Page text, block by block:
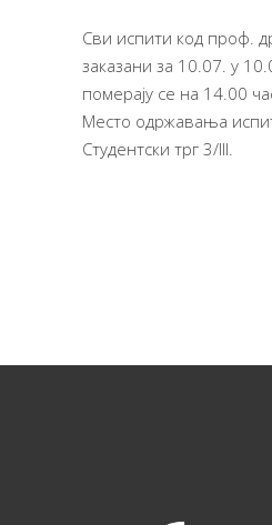
Сви испити код проф.
заказани за 10.07. у
померају се на 14.00
Место одржавања
Студентски трг 3/III.